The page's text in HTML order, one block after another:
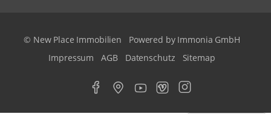
© New Place Immobilien
Powered by Immonia GmbH
Impressum
AGB Datenschutz Sitemap